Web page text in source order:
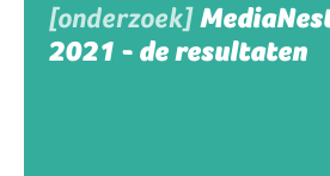
[onderzoek]
2021 - de resultaten